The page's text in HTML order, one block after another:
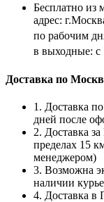
Бесплатно из
адрес:
по рабочим
в выходные: с
Доставка по
1. Доставка
дней после
2. Доставка
пределах 15
менеджером)
3. Возможна
наличии
4. Доставка в